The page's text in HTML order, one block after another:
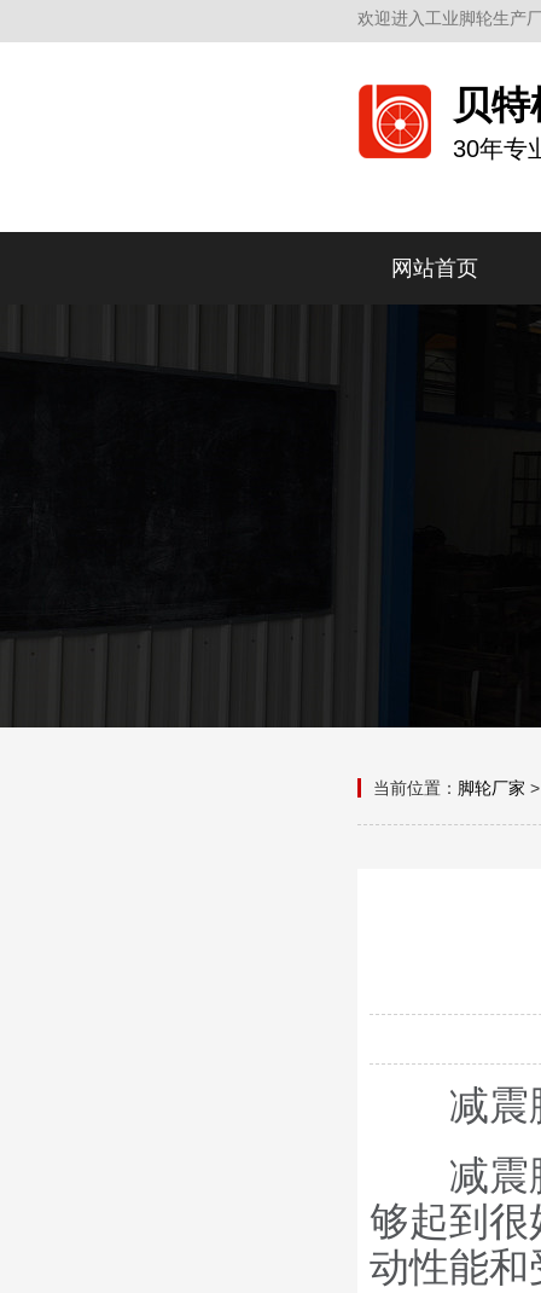
欢迎进入工业脚轮生产
贝
30年专
网站首页
当前位置： 脚轮厂家
减震脚
减震脚
够起到
动性能和